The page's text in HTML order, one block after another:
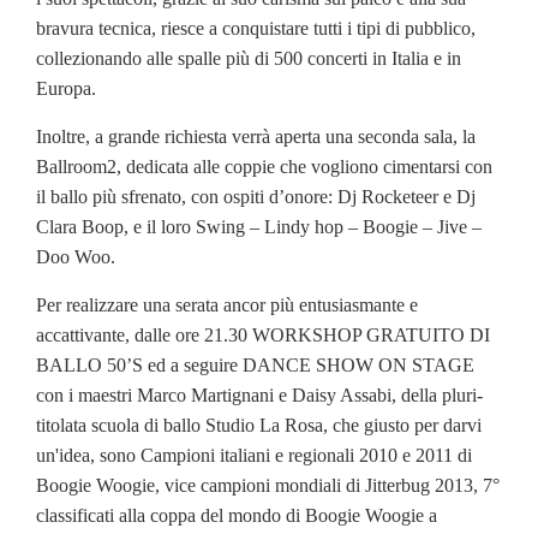
bravura tecnica, riesce a conquistare tutti i tipi di pubblico,
collezionando alle spalle più di 500 concerti in Italia e in
Europa.
Inoltre, a grande richiesta verrà aperta una seconda sala, la
Ballroom2, dedicata alle coppie che vogliono cimentarsi con
il ballo più sfrenato, con ospiti d’onore: Dj Rocketeer e Dj
Clara Boop, e il loro Swing – Lindy hop – Boogie – Jive –
Doo Woo.
Per realizzare una serata ancor più entusiasmante e
accattivante, dalle ore 21.30 WORKSHOP GRATUITO DI
BALLO 50’S ed a seguire DANCE SHOW ON STAGE
con i maestri Marco Martignani e Daisy Assabi, della pluri-
titolata scuola di ballo Studio La Rosa, che giusto per darvi
un'idea, sono Campioni italiani e regionali 2010 e 2011 di
Boogie Woogie, vice campioni mondiali di Jitterbug 2013, 7°
classificati alla coppa del mondo di Boogie Woogie a